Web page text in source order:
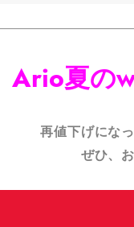
Ario夏の
再値下げにな
ぜひ、